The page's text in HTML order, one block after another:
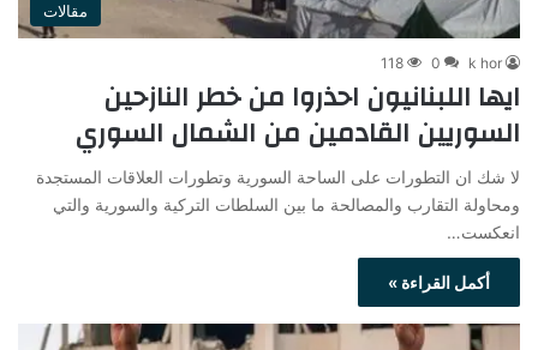
مقالات
k hor
0
118
ايها اللبنانيون احذروا من خطر النازحين
السوريين القادمين من الشمال السوري
لا شك ان التطورات على الساحة السورية وتطورات العلاقات المستجدة
ومحاولة التقارب والمصالحة ما بين السلطات التركية والسورية والتي
انعكست…
أكمل القراءة »